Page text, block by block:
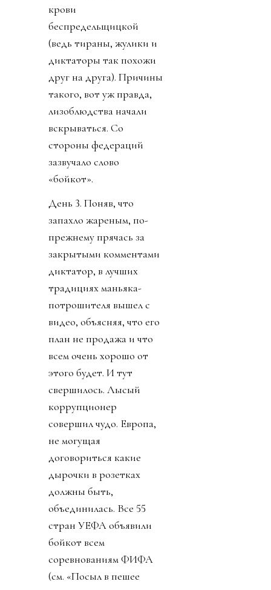
крови
беспредельщицкой
(ведь тираны, жулики и
диктаторы так похожи
друг на друга). Причины
такого, вот уж правда,
лизоблюдства начали
вскрываться. Со
стороны федераций
зазвучало слово
«бойкот».
День 3. Поняв, что
запахло жареным, по-
прежнему прячась за
закрытыми комментами
диктатор, в лучших
традициях маньяка-
потрошителя вышел с
видео, объясняя, что его
план не продажа и что
всем очень хорошо от
этого будет. И тут
свершилось. Лысый
коррупционер
совершил чудо. Европа,
не могущая
договориться какие
дырочки в розетках
должны быть,
объединилась. Все 55
стран УЕФА объявили
бойкот всем
соревнованиям ФИФА
(см. «Посыл в пешее